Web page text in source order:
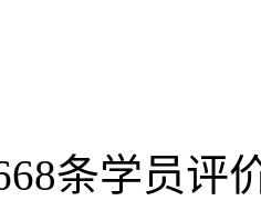
条学员评